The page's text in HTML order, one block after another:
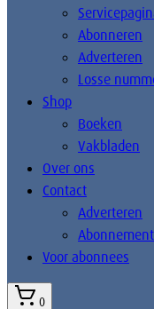
Abonneren
Adverteren
Losse
Shop
Boeken
Vakbladen
Over ons
Contact
Adverteren
Voor abonnees
0